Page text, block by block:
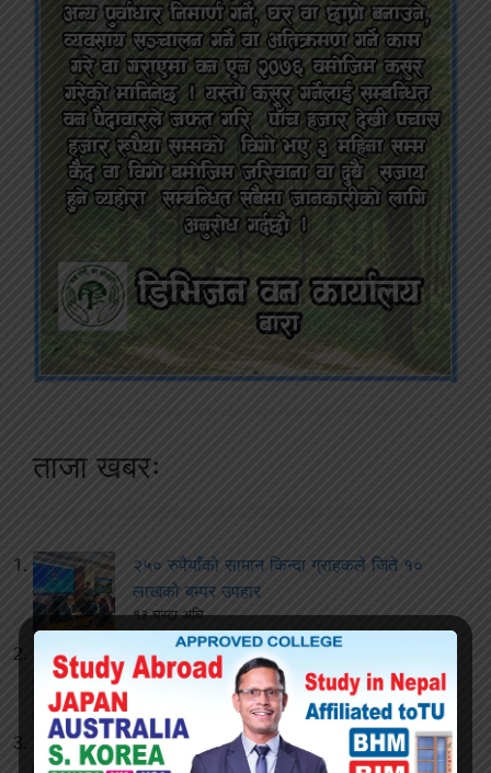
ताजा खबरः
२५० रुपैयाँको सामान किन्दा ग्राहकले जिते १०
लाखको बम्पर उपहार
१३ घण्टा अघि
घुस आरोप लागेका कर्मचारीलाई जीतपुरसिमरा
उपमहानगरबाट हटाइयो
जीतपुरसिमरामा पान बन्द गर्ने क्रममा घुस लिएको